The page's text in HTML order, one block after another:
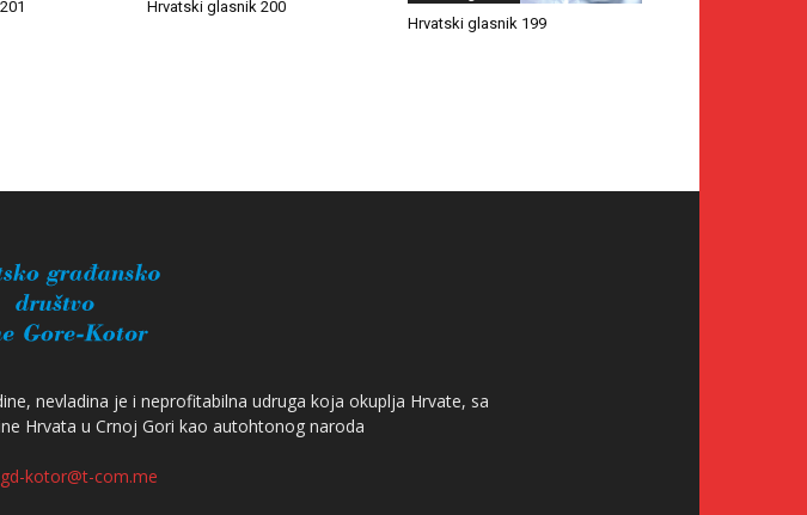
Hrvatski glasnik 200
Hrvatski glasnik 199
nevladina je i neprofitabilna udruga koja okuplja Hrvate, sa
Hrvata u Crnoj Gori kao autohtonog naroda
kotor@t-com.me